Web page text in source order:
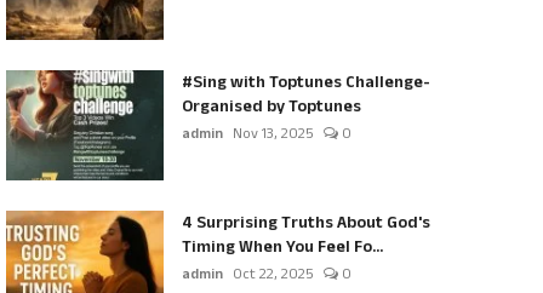
#Sing with Toptunes Challenge-
Organised by Toptunes
admin Nov 13, 2025 0
4 Surprising Truths About God's
Timing When You Feel Fo...
admin Oct 22, 2025 0